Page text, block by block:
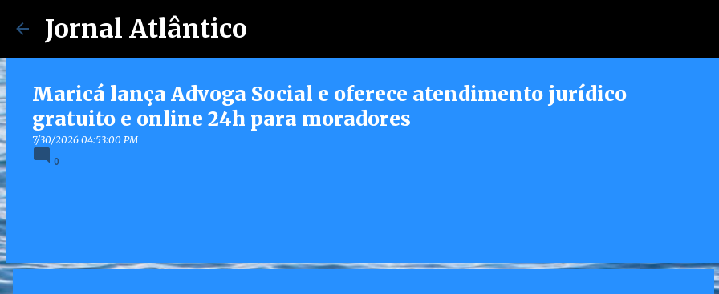
Jornal Atlântico
Maricá lança Advoga Social e oferece atendimento jurídico
gratuito e online 24h para moradores
7/30/2026 04:53:00 PM
0